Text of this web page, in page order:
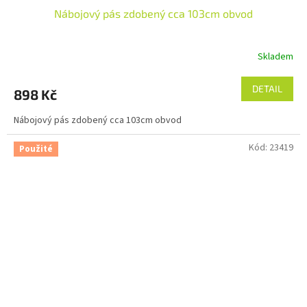
Nábojový pás zdobený cca 103cm obvod
Skladem
898 Kč DETAIL
Nábojový pás zdobený cca 103cm obvod
Použité Kód: 23419